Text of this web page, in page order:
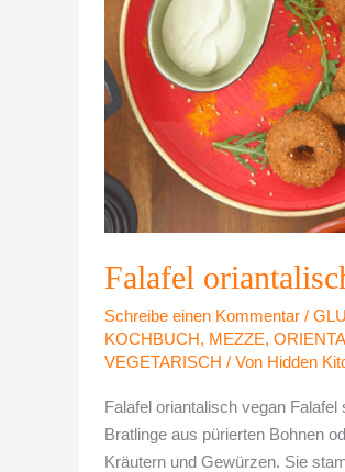
Falafel
Schreibe einen Kommentar /
KOCHBUCH, MEZZE,
VEGETARISCH / Von Hidden
Falafel oriantalisch vegan Falafel
Bratlinge aus pürierten Bohnen
Kräutern und Gewürzen. Sie